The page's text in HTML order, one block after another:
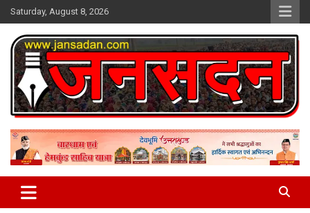
Skip
to
content
Saturday, August 8, 2026
Jan Sadan